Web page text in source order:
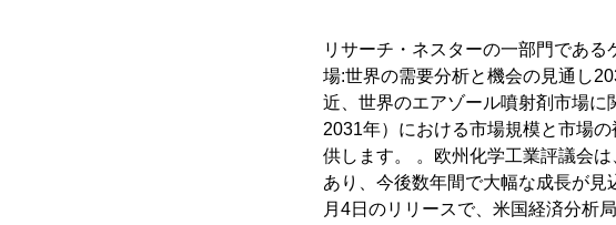
リサーチ・ネスターの一部門であ
場:世界の需要分析と機会の見通し
近、世界のエアゾール噴射剤市場
2031年）における市場規模と市場
供します。 。欧州化学工業評議会
あり、今後数年間で大幅な成長が
月4日のリリースで、米国経済分析